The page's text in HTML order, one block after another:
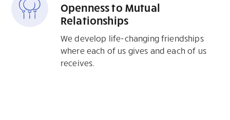
Openness to Mutual
Relationships
We develop life-changing friendships
where each of us gives and each of us
receives.